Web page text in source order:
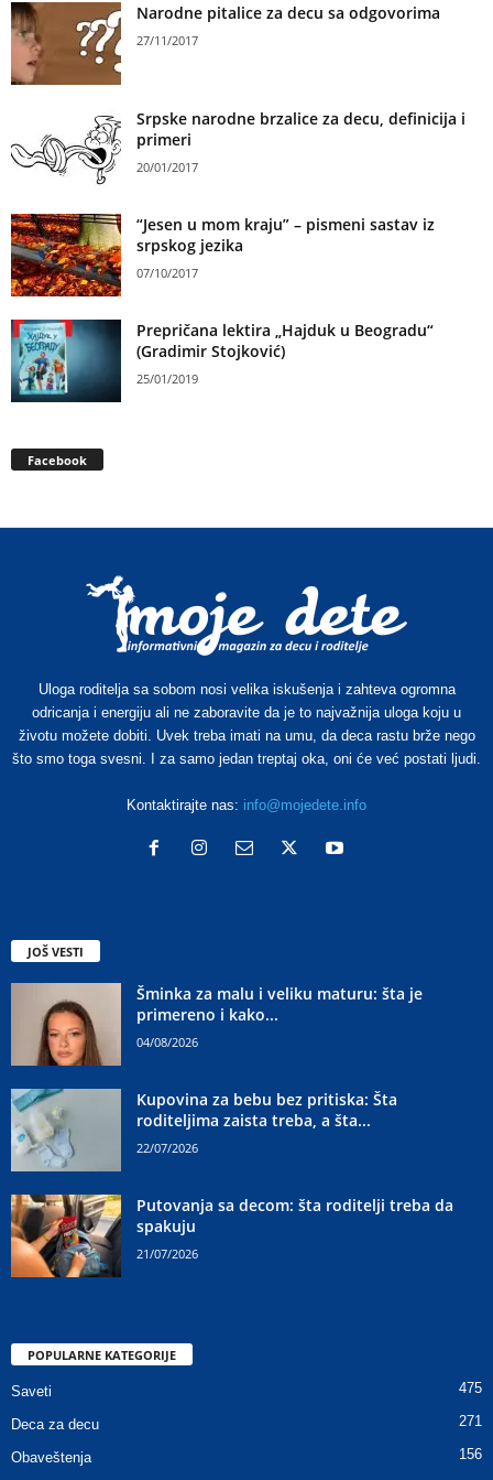
Narodne pitalice za decu sa odgovorima
27/11/2017
Srpske narodne brzalice za decu, definicija i
primeri
20/01/2017
“Jesen u mom kraju” – pismeni sastav iz
srpskog jezika
07/10/2017
Prepričana lektira „Hajduk u Beogradu“
(Gradimir Stojković)
25/01/2019
Facebook
Uloga roditelja sa sobom nosi velika iskušenja i zahteva ogromna
odricanja i energiju ali ne zaboravite da je to najvažnija uloga koju u
životu možete dobiti. Uvek treba imati na umu, da deca rastu brže nego
što smo toga svesni. I za samo jedan treptaj oka, oni će već postati ljudi.
Kontaktirajte nas: info@mojedete.info
JOŠ VESTI
Šminka za malu i veliku maturu: šta je
primereno i kako...
04/08/2026
Kupovina za bebu bez pritiska: Šta
roditeljima zaista treba, a šta...
22/07/2026
Putovanja sa decom: šta roditelji treba da
spakuju
21/07/2026
POPULARNE KATEGORIJE
Saveti 475
Deca za decu 271
Obaveštenja
156